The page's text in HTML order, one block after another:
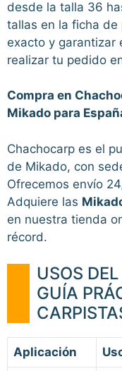
desde la talla 36
tallas en la ficha
exacto y garantizar
realizar tu pedido
Compra en
Mikado para
Chachocarp es el
de Mikado, con
Ofrecemos envío
Adquiere las
en nuestra tienda
récord.
USOS
GUÍA
Aplicación